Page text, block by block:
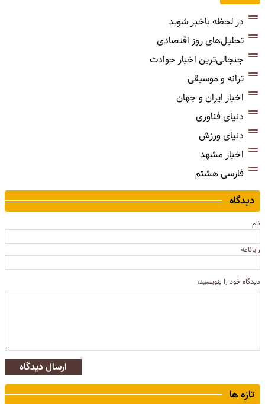
در لحظه باخبر شوید
تحلیل‌های روز اقتصادی
جنجالی‌ترین اخبار حوادث
ترانه و موسیقی
اخبار ایران و جهان
دنیای فناوری
دنیای ورزش
اخبار مشهد
فارسی هشتم
دیدگاه
نام
رایانامه
دیدگاه خود را بنویسید:
ارسال دیدگاه
تازه ها